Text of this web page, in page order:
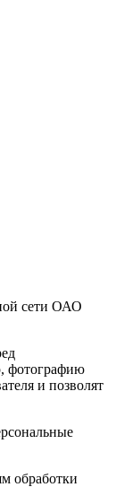
сети ОАО
фотографию
и позволят
обработки